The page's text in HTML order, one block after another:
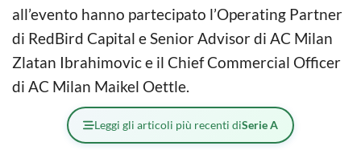
all’evento hanno partecipato l’Operating Partner
di RedBird Capital e Senior Advisor di AC Milan
Zlatan Ibrahimovic e il Chief Commercial Officer
di AC Milan Maikel Oettle.
Leggi gli articoli più recenti diSerie A